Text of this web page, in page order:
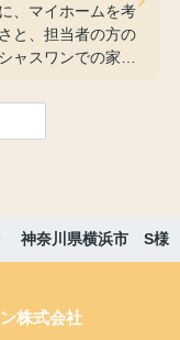
、マイホームを考
と、担当者の方の
ャスワンでの家づ
族のかけがえのな
ています。快適
神奈川県横浜市 S様
株式会社